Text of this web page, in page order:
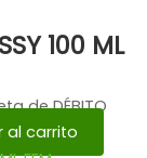
100 ML
de DÉBITO
al carrito